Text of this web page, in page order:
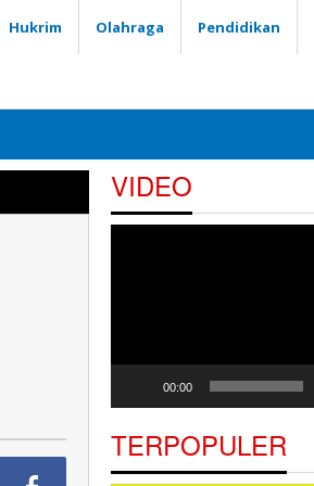
Hukrim Olahraga Pendidikan
VIDEO
00:00
TERPOPULER